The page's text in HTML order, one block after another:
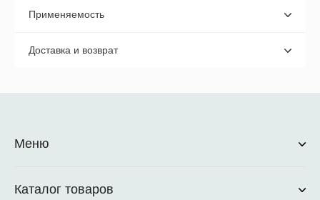
Применяемость
Доставка и возврат
Меню
Каталог товаров